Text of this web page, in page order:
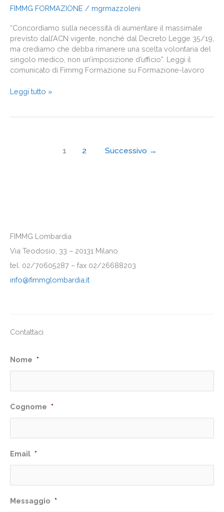
FIMMG FORMAZIONE / mgrmazzoleni
“Concordiamo sulla necessità di aumentare il massimale
previsto dall’ACN vigente, nonché dal Decreto Legge 35/19,
ma crediamo che debba rimanere una scelta volontaria del
singolo medico, non un’imposizione d’ufficio”. Leggi il
comunicato di Fimmg Formazione su Formazione-lavoro
BURN
PRECOCE
Leggi tutto »
1 2 Successivo →
FIMMG Lombardia
Via Teodosio, 33 – 20131 Milano
tel. 02/70605287 – fax 02/26688203
info@fimmglombardia.it
Contattaci
Nome *
Cognome *
Email *
Messaggio *